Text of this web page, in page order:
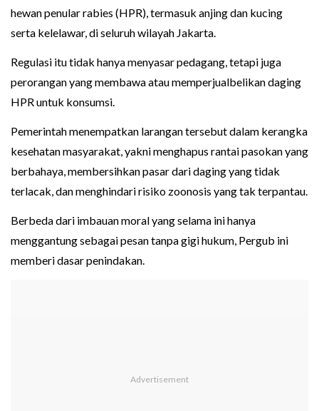
hewan penular rabies (HPR), termasuk anjing dan kucing
serta kelelawar, di seluruh wilayah Jakarta.
Regulasi itu tidak hanya menyasar pedagang, tetapi juga
perorangan yang membawa atau memperjualbelikan daging
HPR untuk konsumsi.
Pemerintah menempatkan larangan tersebut dalam kerangka
kesehatan masyarakat, yakni menghapus rantai pasokan yang
berbahaya, membersihkan pasar dari daging yang tidak
terlacak, dan menghindari risiko zoonosis yang tak terpantau.
Berbeda dari imbauan moral yang selama ini hanya
menggantung sebagai pesan tanpa gigi hukum, Pergub ini
memberi dasar penindakan.